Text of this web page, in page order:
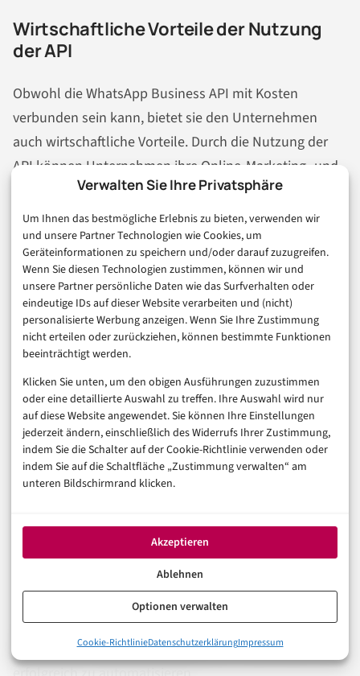
Verwalten Sie Ihre Privatsphäre
Um Ihnen das bestmögliche Erlebnis zu bieten, verwenden wir
und unsere Partner Technologien wie Cookies, um
Geräteinformationen zu speichern und/oder darauf zuzugreifen.
Wenn Sie diesen Technologien zustimmen, können wir und
unsere Partner persönliche Daten wie das Surfverhalten oder
eindeutige IDs auf dieser Website verarbeiten und (nicht)
personalisierte Werbung anzeigen. Wenn Sie Ihre Zustimmung
nicht erteilen oder zurückziehen, können bestimmte Funktionen
beeinträchtigt werden.
Klicken Sie unten, um den obigen Ausführungen zuzustimmen
oder eine detaillierte Auswahl zu treffen. Ihre Auswahl wird nur
auf diese Website angewendet. Sie können Ihre Einstellungen
jederzeit ändern, einschließlich des Widerrufs Ihrer Zustimmung,
indem Sie die Schalter auf der Cookie-Richtlinie verwenden oder
indem Sie auf die Schaltfläche „Zustimmung verwalten“ am
unteren Bildschirmrand klicken.
Akzeptieren
Ablehnen
Optionen verwalten
Cookie-RichtlinieDatenschutzerklärungImpressum
Wirtschaftliche Vorteile der Nutzung
der API
Obwohl die WhatsApp Business API mit Kosten
verbunden sein kann, bietet sie den Unternehmen
auch wirtschaftliche Vorteile. Durch die Nutzung der
API können Unternehmen ihre Online-Marketing- und
Kundenkommunikationsaktivitäten automatisieren
und optimieren.
Dies kann zu einer Steigerung der Effizienz führen, da
automatisierte Prozesse Zeit und Ressourcen sparen.
Ebenso kann die direkte Kommunikation über
WhatsApp mit Kunden zu einer verbesserten
Kundenbindung und einer höheren
Kundenzufriedenheit führen.
Dies wiederum kann zu einer Steigerung des Umsatzes
und des Unternehmenserfolgs führen.
Es ist wichtig, die Kosten und Preismodelle der
ganzheitlichen Ansatz zu wählen, der sowohl die
Kosten als auch die wirtschaftlichen Vorteile
berücksichtigt. Durch eine fundierte Entscheidung
können Unternehmen die WhatsApp Business API
nutzen, um ihre Online-Marketing- und
Kundenkommunikationsstrategien zu verbessern und
Was ist die WhatsApp Business API?